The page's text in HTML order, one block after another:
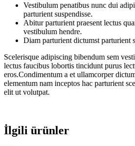
Vestibulum penatibus nunc dui
parturient suspendisse.
Abitur parturient praesent lectus
vestibulum hendre.
Diam parturient dictumst parturient
Scelerisque adipiscing bibendum sem
lectus faucibus lobortis tincidunt purus
eros.Condimentum a et ullamcorper
elementum nam inceptos hac parturient
elit ut volutpat.
İlgili ürünler